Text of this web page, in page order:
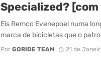
Specialized? [com
Eis Remco Evenepoel numa
marca de bicicletas que o
Por GORIDE TEAM 21 de